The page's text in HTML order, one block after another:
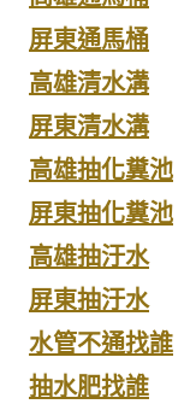
屏東通馬桶
高雄清水溝
屏東清水溝
高雄抽化糞池
屏東抽化糞池
高雄抽汙水
屏東抽汙水
水管不通找誰
抽水肥找誰